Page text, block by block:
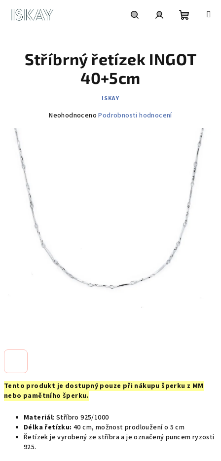
košík
Tento produkt je dostupný pouze při nákupu šperku z MM
nebo pamětního šperku.
Materiál: Stříbro 925/1000
Délka řetízku: 40 cm, možnost prodloužení o 5 cm
Řetízek je vyrobený ze stříbra a je označený puncem ryzosti
925.
Stříbrný řetízek INGOT
40+5cm
ISKAY
Průměrné
Neohodnoceno Podrobnosti hodnocení